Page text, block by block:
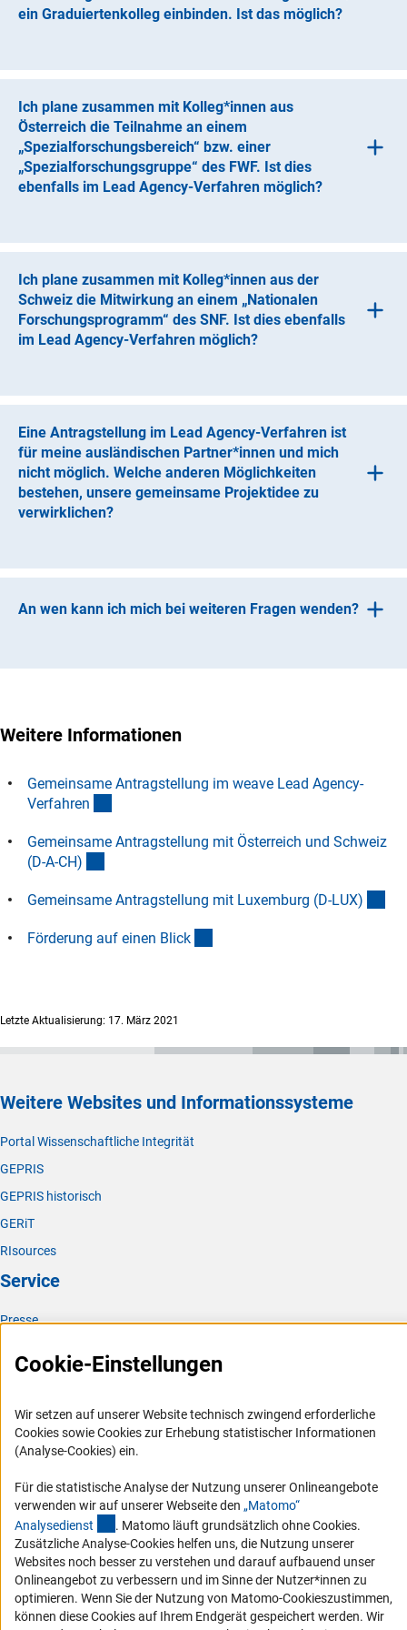
ein Graduiertenkolleg einbinden. Ist das möglich?
Details zum Lead Agency-Verfahren (interner Link)
.
Ich plane zusammen mit Kolleg*innen aus
Österreich die Teilnahme an einem
„Spezialforschungsbereich“ bzw. einer
„Spezialforschungsgruppe“ des FWF. Ist dies
ebenfalls im Lead Agency-Verfahren möglich?
einemösterreichischen Spezialforschungsbereich bzw.
einer Spezialforschungsgruppe (interner Link)
mit beantragt werden.
Ich plane zusammen mit Kolleg*innen aus der
Schweiz die Mitwirkung an einem „Nationalen
Forschungsprogramm“ des SNF. Ist dies ebenfalls
im Lead Agency-Verfahren möglich?
möglich.
Eine Antragstellung im Lead Agency-Verfahren ist
für meine ausländischen Partner*innen und mich
nicht möglich. Welche anderen Möglichkeiten
bestehen, unsere gemeinsame Projektidee zu
verwirklichen?
Webseite „Internationale Kooperationen“ (interner Link)
.
An wen kann ich mich bei weiteren Fragen wenden?
an
Maria Borre
Telefon: 0228 / 885-2715
maria.borre@dfg.d
Christina López Castillo
Telefon: 0228 / 885-2295
E-Mail:christina.lopezcastillo@dfg.de (externer Link)
Fachspezifische Fragen oder den Stand der Begutachtung
Weitere Informationen
Gemeinsame Antragstellung im weave Lead Agency-
Verfahren
Gemeinsame Antragstellung mit Österreich und Schweiz
(D-A-CH)
Gemeinsame Antragstellung mit Luxemburg (D-LUX)
Förderung auf einen Blick
Letzte Aktualisierung: 17. März 2021
Weitere Websites und Informationssysteme
Portal Wissenschaftliche Integrität
GEPRIS
GEPRIS historisch
GERiT
RIsources
Service
Presse
Karriere
RSS-Feeds
Compliance
Vergabeverfahren
Barrierefreiheit
Service und Informationen für Menschen mit Behinderungen
Erklärung zur Barrierefreiheit
Barriere melden
Cookie-Einstellungen
Wir setzen auf unserer Website technisch zwingend erforderliche
Cookies sowie Cookies zur Erhebung statistischer Informationen
(Analyse-Cookies) ein.
Für die statistische Analyse der Nutzung unserer Onlineangebote
verwenden wir auf unserer Webseite den „Matomo“
Analysedienst (externer Link)
. Matomo läuft grundsätzlich ohne Cookies.
Zusätzliche Analyse-Cookies helfen uns, die Nutzung unserer
Websites noch besser zu verstehen und darauf aufbauend unser
Onlineangebot zu verbessern und im Sinne der Nutzer*innen zu
optimieren. Wenn Sie der Nutzung von Matomo-Cookieszustimmen,
können diese Cookies auf Ihrem Endgerät gespeichert werden. Wir